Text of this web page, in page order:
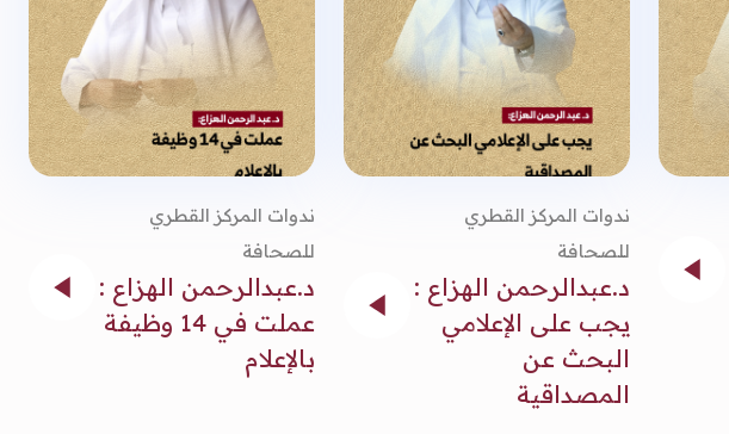
ندوات المركز القطري
للصحافة
د.عبدالرحمن الهزاع :
يجب على الإعلامي
البحث عن
المصداقية
ندوات المركز القطري
للصحافة
د.عبدالرحمن الهزاع :
عملت في 14 وظيفة
بالإعلام